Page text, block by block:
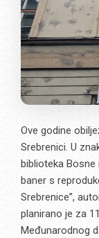
Ove godine
Srebrenici. U
biblioteka
baner s
Srebrenice”,
planirano je za
Međunarodnog